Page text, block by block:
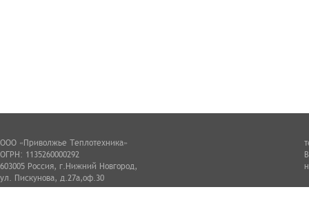
ООО «Приволжье Теплотехника»
ОГРН: 1135260000292
603005 Россия, г.Нижний Новгород,
ул. Пискунова, д.27а,оф.30